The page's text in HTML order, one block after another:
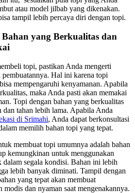
atau model jilbab yang dikenakan.
tampil lebih percaya diri dengan topi.
yang Berkualitas dan
topi, pastikan Anda mengerti
Hal ini karena topi
mempengaruhi kenyamanan. Apabila
maka Anda pasti akan memakai
Topi dengan bahan yang berkualitas
tahan lebih lama. Apabila Anda
di Srimahi, Anda dapat berkonsultasi
memilih bahan topi yang tepat.
membuat topi umumnya adalah bahan
kemungkinan untuk menggunakan
dalam segala kondisi. Bahan ini lebih
lebih banyak diminati. Tampil dengan
yang tepat akan membuat
dan nyaman saat mengenakannya.